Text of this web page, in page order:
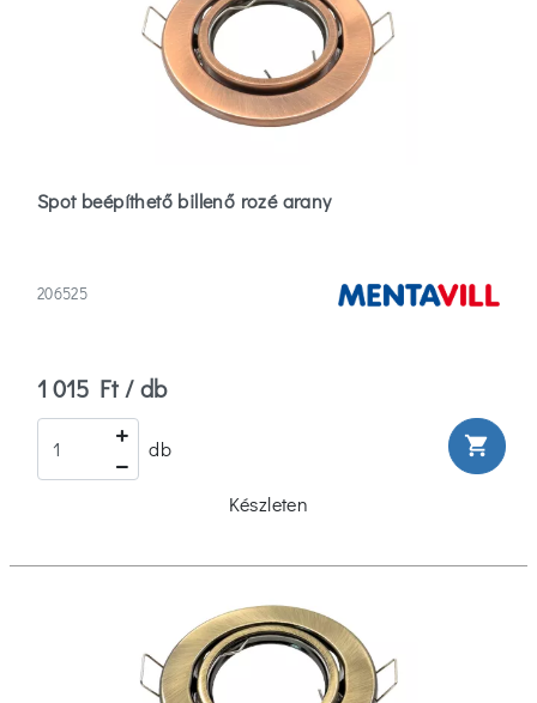
Spot beépíthető billenő rozé arany
206525
1 015 Ft / db
db shopping_cart
Készleten